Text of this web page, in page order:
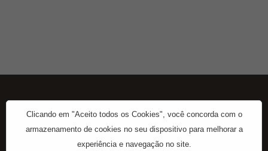
Clicando em "Aceito todos os Cookies", você concorda com o
armazenamento de cookies no seu dispositivo para melhorar a
experiência e navegação no site.